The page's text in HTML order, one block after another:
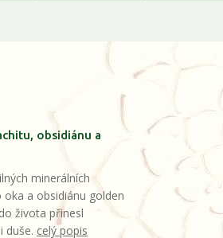
obsidiánu a
minerálních
a obsidiánu golden
života přinesl
duše. celý popis